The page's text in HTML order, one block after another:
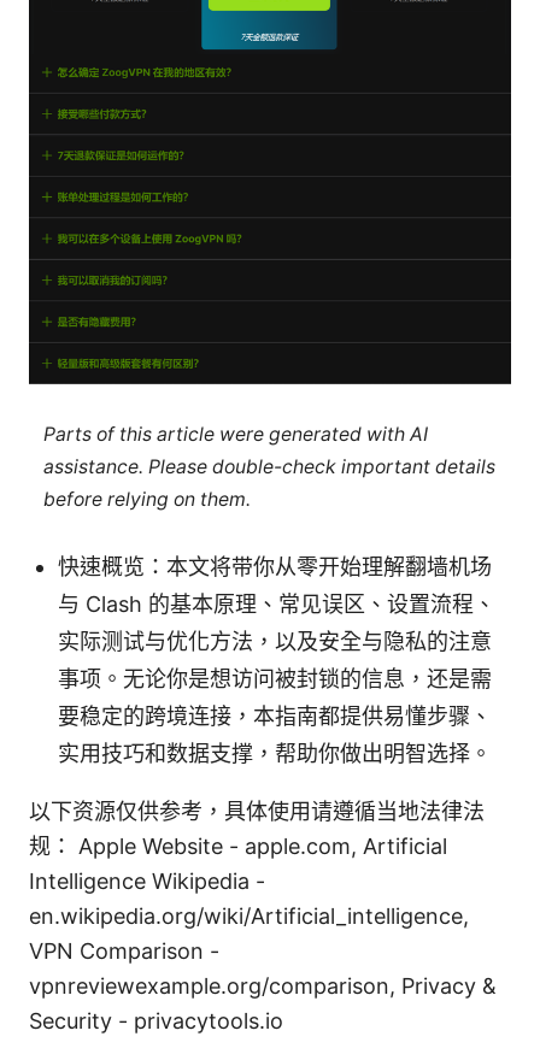
Parts of this article were generated with AI
assistance. Please double-check important details
before relying on them.
快速概览：本文将带你从零开始理解翻墙机场
与 Clash 的基本原理、常见误区、设置流程、
实际测试与优化方法，以及安全与隐私的注意
事项。无论你是想访问被封锁的信息，还是需
要稳定的跨境连接，本指南都提供易懂步骤、
实用技巧和数据支撑，帮助你做出明智选择。
以下资源仅供参考，具体使用请遵循当地法律法
规： Apple Website - apple.com, Artificial
Intelligence Wikipedia -
en.wikipedia.org/wiki/Artificial_intelligence,
VPN Comparison -
vpnreviewexample.org/comparison, Privacy &
Security - privacytools.io